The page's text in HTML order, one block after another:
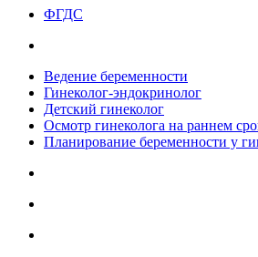
ФГДС
Ведение беременности
Гинеколог-эндокринолог
Детский гинеколог
Осмотр гинеколога на раннем
Планирование беременности у